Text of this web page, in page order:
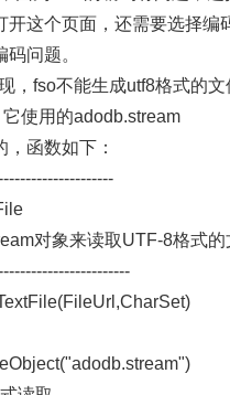
开这个页面，还需要选择编
问题。
，fso不能生成utf8格式的文
使用的adodb.stream
函数如下：
对象来读取UTF-8格式